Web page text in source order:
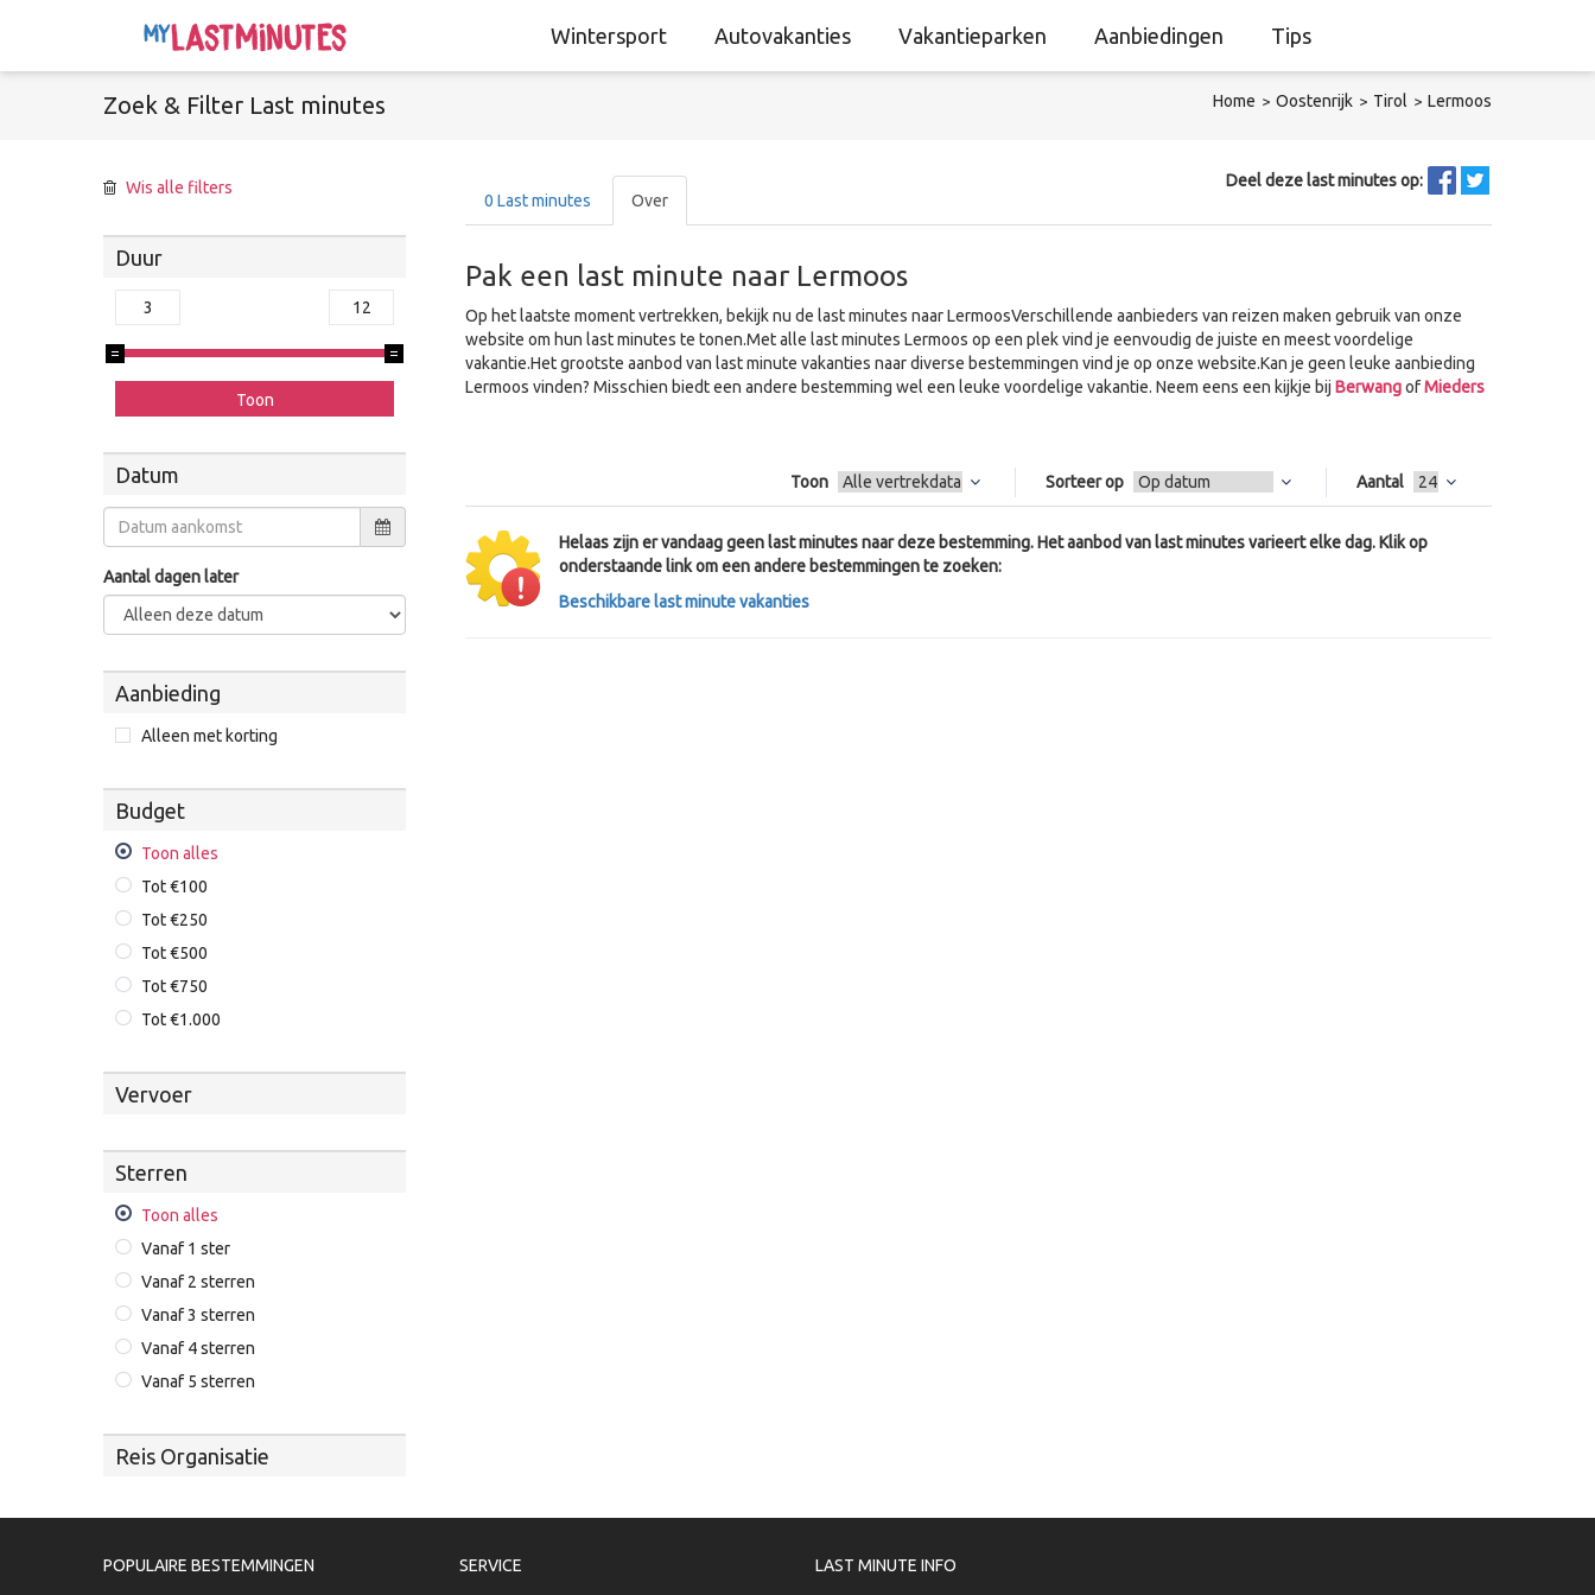
Wintersport Autovakanties Vakantieparken Aanbiedingen Tips
Zoek & Filter Last minutes Home Oostenrijk Tirol Lermoos
Deel deze last minutes op:
0 Last minutes Over
Pak een last minute naar Lermoos
Op het laatste moment vertrekken, bekijk nu de last minutes naar LermoosVerschillende aanbieders van reizen maken gebruik van onze
website om hun last minutes te tonen.Met alle last minutes Lermoos op een plek vind je eenvoudig de juiste en meest voordelige
vakantie.Het grootste aanbod van last minute vakanties naar diverse bestemmingen vind je op onze website.Kan je geen leuke aanbieding
Lermoos vinden? Misschien biedt een andere bestemming wel een leuke voordelige vakantie. Neem eens een kijkje bij BerwangofMieders
Toon Sorteer op Aantal
Helaas zijn er vandaag geen last minutes naar deze bestemming. Het aanbod van last minutes varieert elke dag. Klik op
onderstaande link om een andere bestemmingen te zoeken:
Beschikbare last minute vakanties
Wis alle filters
Duur
Datum
Aantal dagen later
Aanbieding
Alleen met korting
Budget
Toon alles
Tot €100
Tot €250
Tot €500
Tot €750
Tot €1.000
Vervoer
Sterren
Toon alles
Vanaf 1 ster
Vanaf 2 sterren
Vanaf 3 sterren
Vanaf 4 sterren
Vanaf 5 sterren
Reis Organisatie
POPULAIRE BESTEMMINGEN SERVICE LAST MINUTE INFO